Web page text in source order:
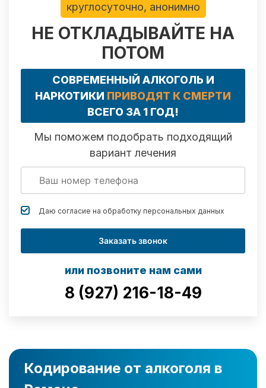
круглосуточно, анонимно
НЕ ОТКЛАДЫВАЙТЕ НА
ПОТОМ
СОВРЕМЕННЫЙ АЛКОГОЛЬ И
НАРКОТИКИ ПРИВОДЯТ К СМЕРТИ
ВСЕГО ЗА 1 ГОД!
Мы поможем подобрать подходящий
вариант лечения
Даю согласие на обработку персональных данных
Заказать звонок
или позвоните нам сами
8 (927) 216-18-49
Кодирование от алкоголя в